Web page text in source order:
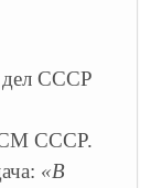
дел СССР
СМ СССР.
«В